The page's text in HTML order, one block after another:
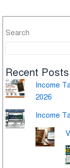
Search
Recent Posts
Income
2026
Income